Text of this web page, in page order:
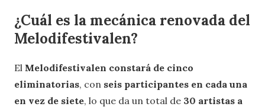
¿Cuál es la mecánica renovada del
Melodifestivalen?
El Melodifestivalen constará de cinco
eliminatorias, con seis participantes en cada una
en vez de siete, lo que da un total de 30 artistas a